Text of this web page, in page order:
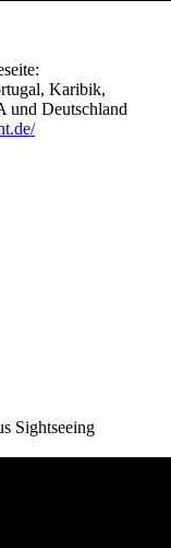
Karibik,
und Deutschland
Sightseeing